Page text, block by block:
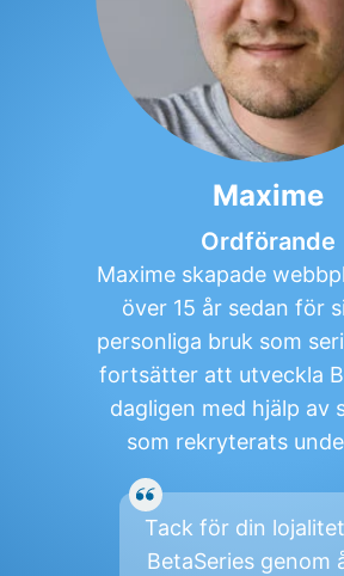
Maxime
Ordförande
Maxime skapade
över 15 år sedan för
personliga bruk som
fortsätter att utveckla
dagligen med hjälp av
som rekryterats
Tack för din
BetaSeries genom